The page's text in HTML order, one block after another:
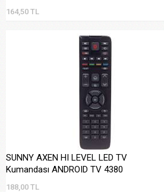
164,50 TL
SUNNY AXEN HI LEVEL LED TV
Kumandası ANDROID TV 4380
188,00 TL